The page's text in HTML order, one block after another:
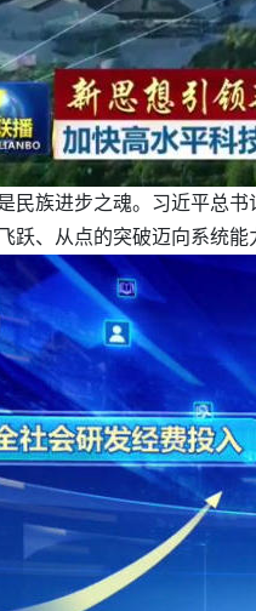
民族进步之魂。习近平总
跃、从点的突破迈向系统